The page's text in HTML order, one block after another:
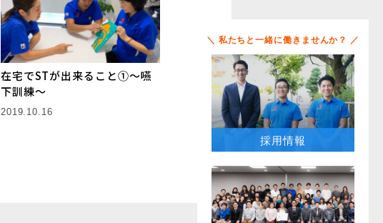
在宅でSTが出来ること①〜嚥
下訓練〜
2019.10.16
＼ 私たちと一緒に働きませんか？ ／
採用情報